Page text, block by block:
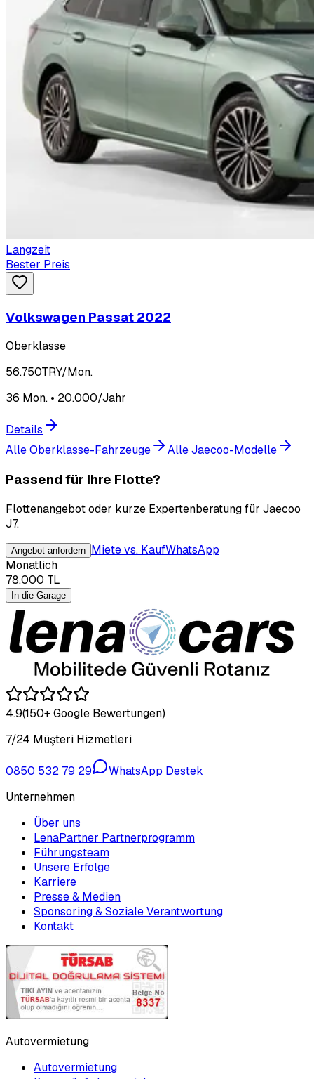
Langzeit
Bester Preis
Volkswagen Passat 2022
Oberklasse
56.750TRY/Mon.
36 Mon. • 20.000/Jahr
Details
Alle Oberklasse-Fahrzeuge
Alle Jaecoo-Modelle
Passend für Ihre Flotte?
Flottenangebot oder kurze Expertenberatung für Jaecoo
J7.
Angebot anfordern Miete vs. KaufWhatsApp
Monatlich
78.000 TL
In die Garage
4.9(150+ Google Bewertungen)
7/24 Müşteri Hizmetleri
0850 532 79 29
WhatsApp Destek
Unternehmen
Über uns
LenaPartner Partnerprogramm
Führungsteam
Unsere Erfolge
Karriere
Presse & Medien
Sponsoring & Soziale Verantwortung
Kontakt
Autovermietung
Autovermietung